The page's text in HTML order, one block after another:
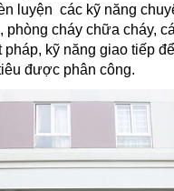
luyện các kỹ năng
phòng cháy chữa cháy,
pháp, kỹ năng giao tiếp
được phân công.